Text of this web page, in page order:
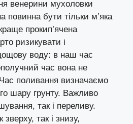
венерини мухоловки
повинна бути тільки м’яка
прокип’ячена
ризикувати і
воду: в наш час
час вона не
поливання визначаємо
шару грунту. Важливо
так і переливу.
так і знизу,